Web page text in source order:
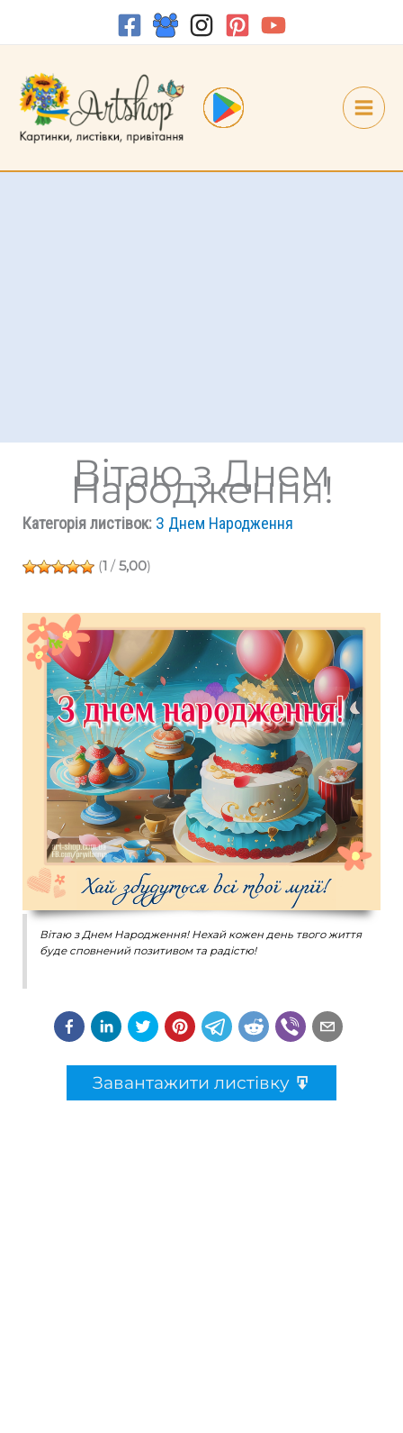
Вітаю з Днем
Народження!
Категорія листівок: З Днем Народження
(1 / 5,00)
Вітаю з Днем Народження! Нехай кожен день твого життя
буде сповнений позитивом та радістю!
Завантажити листівку